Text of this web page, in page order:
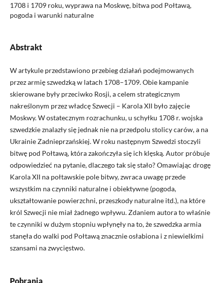
1708 i 1709 roku, wyprawa na Moskwę, bitwa pod Połtawą,
pogoda i warunki naturalne
Abstrakt
W artykule przedstawiono przebieg działań podejmowanych
przez armię szwedzką w latach 1708–1709. Obie kampanie
skierowane były przeciwko Rosji, a celem strategicznym
nakreślonym przez władcę Szwecji – Karola XII było zajęcie
Moskwy. W ostatecznym rozrachunku, u schyłku 1708 r. wojska
szwedzkie znalazły się jednak nie na przedpolu stolicy carów, a na
Ukrainie Zadnieprzańskiej. W roku następnym Szwedzi stoczyli
bitwę pod Połtawą, która zakończyła się ich klęską. Autor próbuje
odpowiedzieć na pytanie, dlaczego tak się stało? Omawiając drogę
Karola XII na połtawskie pole bitwy, zwraca uwagę przede
wszystkim na czynniki naturalne i obiektywne (pogoda,
ukształtowanie powierzchni, przeszkody naturalne itd.), na które
król Szwecji nie miał żadnego wpływu. Zdaniem autora to właśnie
te czynniki w dużym stopniu wpłynęły na to, że szwedzka armia
stanęła do walki pod Połtawą znacznie osłabiona i z niewielkimi
szansami na zwycięstwo.
Pobrania